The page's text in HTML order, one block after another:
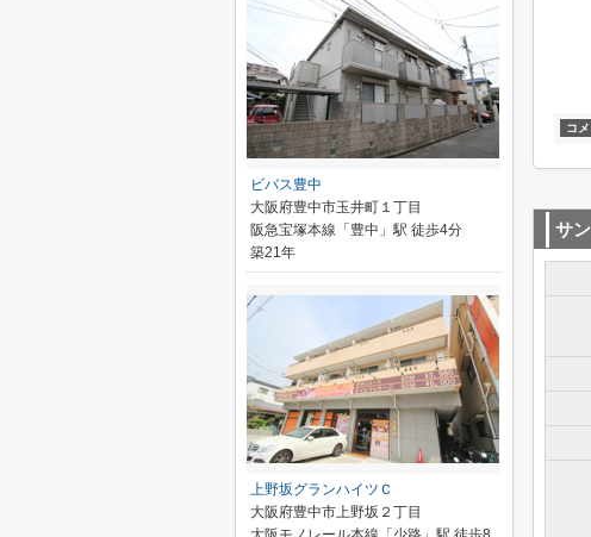
コ
サ
ビバス豊中
大阪府豊中市玉井町１丁目
阪急宝塚本線「豊中」駅 徒歩4分
築21年
上野坂グランハイツＣ
大阪府豊中市上野坂２丁目